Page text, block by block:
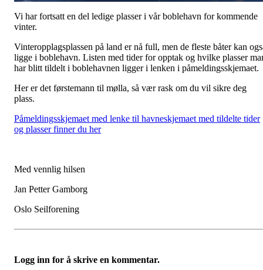
Vi har fortsatt en del ledige plasser i vår boblehavn for kommende
vinter.
Vinteropplagsplassen på land er nå full, men de fleste båter kan
ligge i boblehavn. Listen med tider for opptak og hvilke plasser
har blitt tildelt i boblehavnen ligger i lenken i påmeldingsskjemaet.
Her er det førstemann til mølla, så vær rask om du vil sikre deg
plass.
Påmeldingsskjemaet med lenke til havneskjemaet med tildelte tider
og plasser finner du her
Med vennlig hilsen
Jan Petter Gamborg
Oslo Seilforening
Logg inn for å skrive en kommentar.